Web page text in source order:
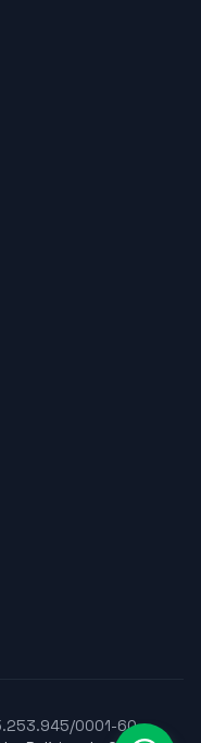
0001-60